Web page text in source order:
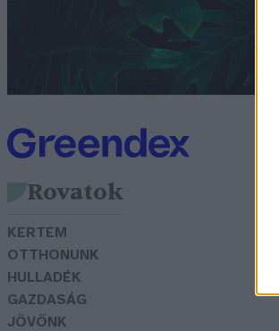
Rovatok
KERTEM
OTTHONUNK
HULLADÉK
GAZDASÁG
JÖVŐNK